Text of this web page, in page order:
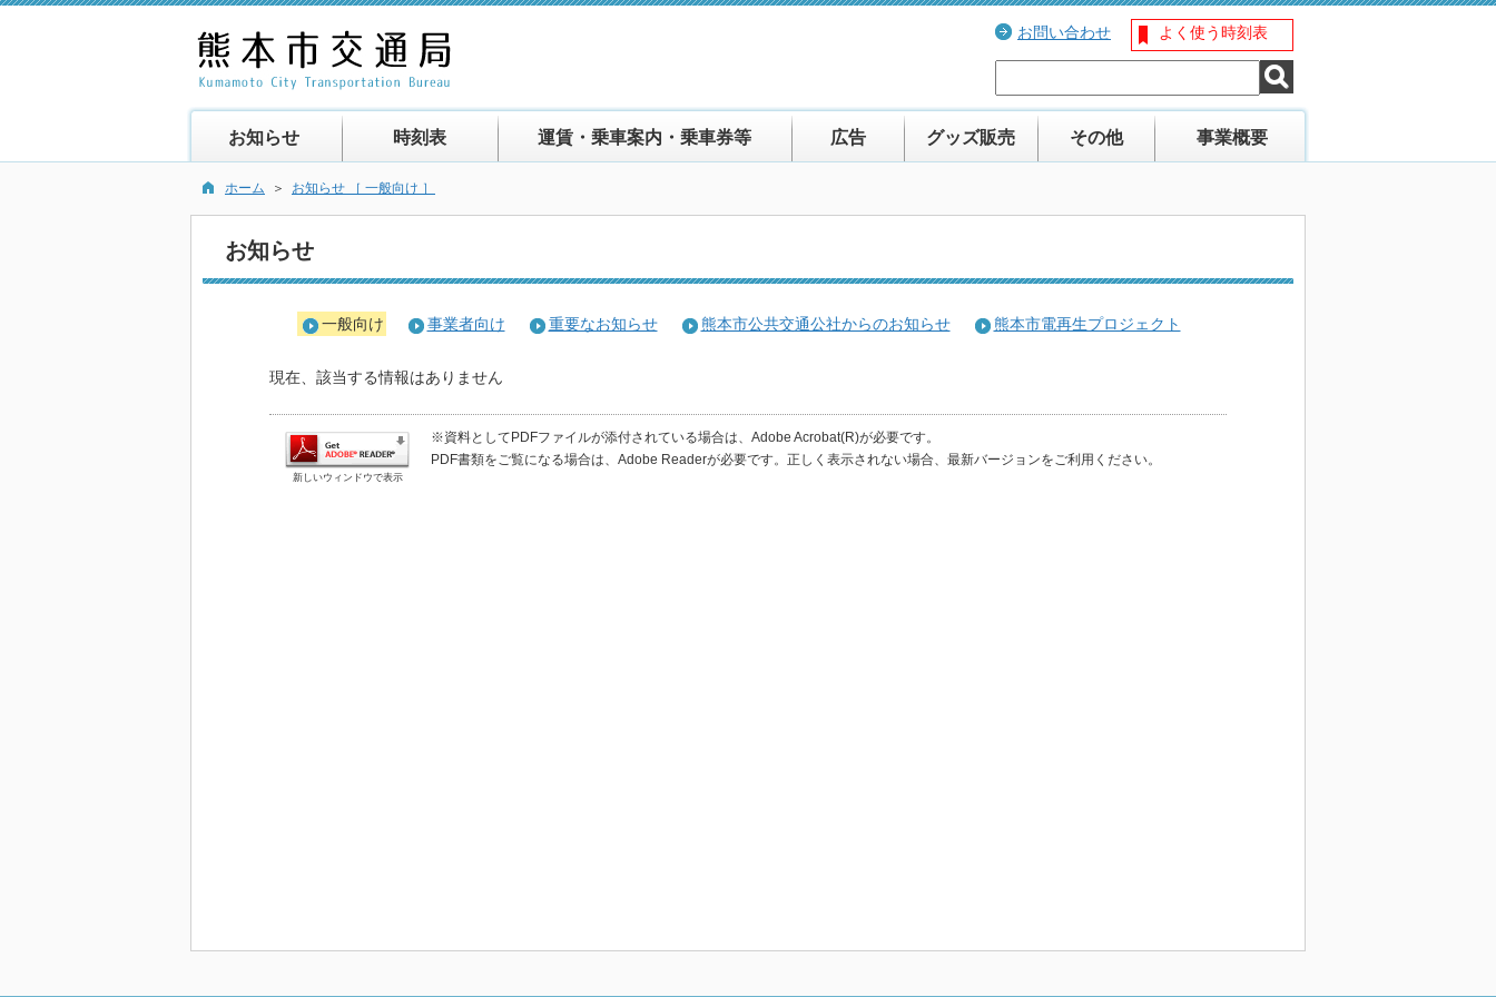
お問い合わせ よく使う時刻表
お知らせ 時刻表 運賃・乗車案内・乗車券等 広告 グッズ販売 その他 事業概要
ホーム ＞ お知らせ ［ 一般向け ］
お知らせ
一般向け 事業者向け 重要なお知らせ 熊本市公共交通公社からのお知らせ 熊本市電再生プロジェクト
現在、該当する情報はありません
新しいウィンドウで表示
※資料としてPDFファイルが添付されている場合は、Adobe Acrobat(R)が必要です。
PDF書類をご覧になる場合は、Adobe Readerが必要です。正しく表示されない場合、最新バージョンをご利用ください。